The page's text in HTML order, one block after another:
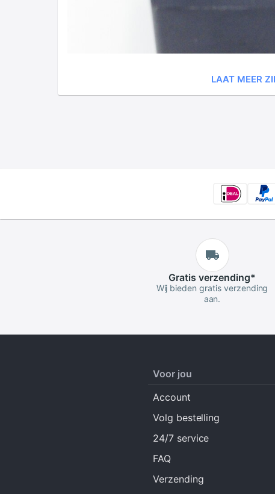
LAAT MEER
Gratis verzending*
Wij bieden gratis verzending
aan.
Voor jou
Account
Volg bestelling
24/7 service
FAQ
Verzending